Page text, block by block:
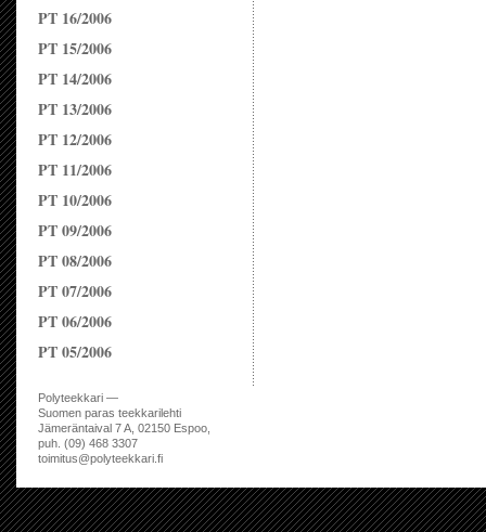
PT 16/2006
PT 15/2006
PT 14/2006
PT 13/2006
PT 12/2006
PT 11/2006
PT 10/2006
PT 09/2006
PT 08/2006
PT 07/2006
PT 06/2006
PT 05/2006
Polyteekkari —
Suomen paras teekkarilehti
Jämeräntaival 7 A, 02150 Espoo,
puh. (09) 468 3307
toimitus@polyteekkari.fi